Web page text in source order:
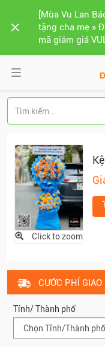
[Mùa Vu Lan
tặng cha mẹ »
mã giảm giá
Click to zoom
CƯỚC PHÍ GIAO
Tỉnh/ Thành phố